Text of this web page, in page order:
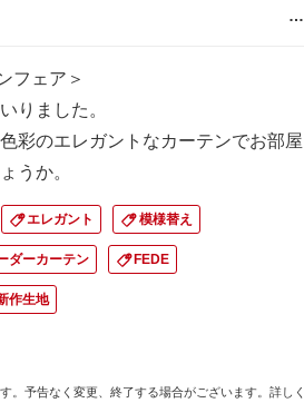
…
フェア＞
りました。
彩のエレガントなカーテンでお部屋
うか。
エレガント 模様替え
ダーカーテン FEDE
作生地
。予告なく変更、終了する場合がございます。詳しく